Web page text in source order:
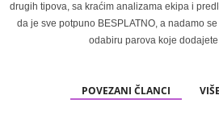
drugih tipova, sa kraćim analizama ekipa i
da je sve potpuno BESPLATNO, a nadamo
odabiru parova koje
POVEZANI ČLANCI